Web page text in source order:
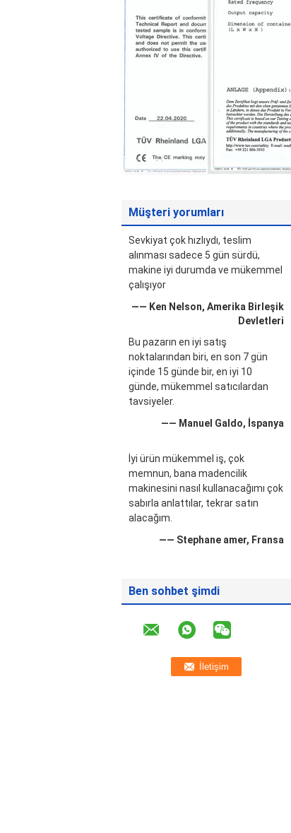
Müşteri yorumları
Sevkiyat çok hızlıydı, teslim
alınması sadece 5 gün sürdü,
makine iyi durumda ve mükemmel
çalışıyor
—— Ken Nelson, Amerika Birleşik
Devletleri
Bu pazarın en iyi satış
noktalarından biri, en son 7 gün
içinde 15 günde bir, en iyi 10
günde, mükemmel satıcılardan
tavsiyeler.
—— Manuel Galdo, İspanya
İyi ürün mükemmel iş, çok
memnun, bana madencilik
makinesini nasıl kullanacağımı çok
sabırla anlattılar, tekrar satın
alacağım.
—— Stephane amer, Fransa
Ben sohbet şimdi